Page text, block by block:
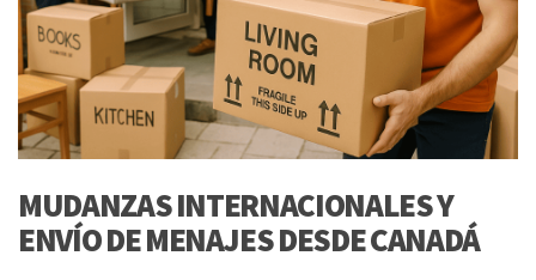
MUDANZAS INTERNACIONALES Y
ENVÍO DE MENAJES DESDE CANADÁ